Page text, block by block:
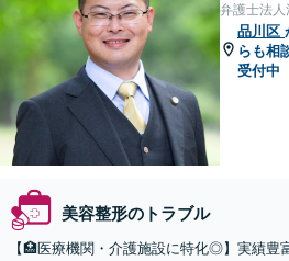
弁護士法人
品川区
らも相
受付中
美容整形のトラブル
【🏥医療機関・介護施設に特化◎】実績豊